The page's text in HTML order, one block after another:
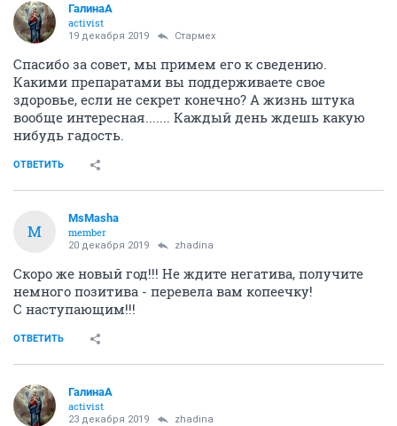
ГалинаА
activist
19 декабря 2019 Стармех
Спасибо за совет, мы примем его к сведению.
Какими препаратами вы поддерживаете свое
здоровье, если не секрет конечно? А жизнь штука
вообще интересная....... Каждый день ждешь какую
нибудь гадость.
ОТВЕТИТЬ
M
MsMasha
member
20 декабря 2019 zhadina
Скоро же новый год!!! Не ждите негатива, получите
немного позитива - перевела вам копеечку!
С наступающим!!!
ОТВЕТИТЬ
ГалинаА
activist
23 декабря 2019 zhadina